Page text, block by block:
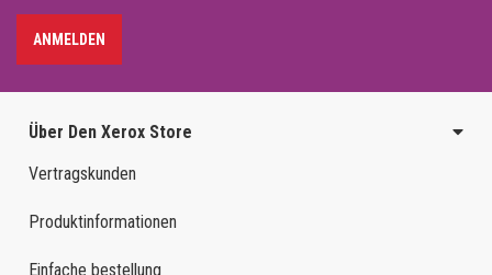
ANMELDEN
Über Den Xerox Store
Vertragskunden
Produktinformationen
Einfache bestellung